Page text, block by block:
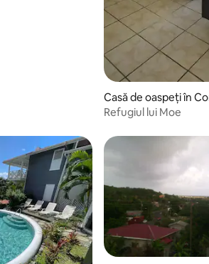
Casă de oaspeți în
Refugiul lui Moe